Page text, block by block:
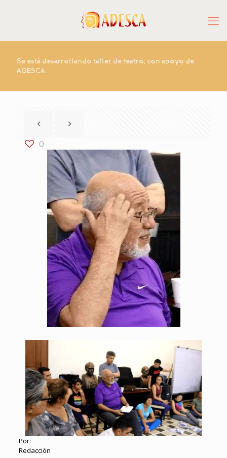
Se está desarrollando taller de teatro, con apoyo de
ADESCA
0
Por:
Redacción